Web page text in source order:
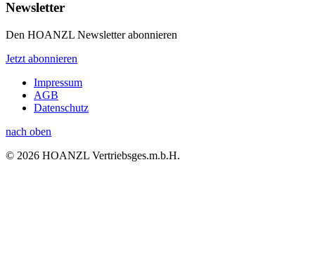
Newsletter
Den HOANZL Newsletter abonnieren
Jetzt abonnieren
Impressum
AGB
Datenschutz
nach oben
© 2026 HOANZL Vertriebsges.m.b.H.